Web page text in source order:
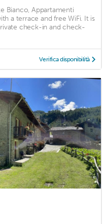
Bianco, Appartamenti
a terrace and free WiFi. It is
check-in and check-
Verifica disponibilità